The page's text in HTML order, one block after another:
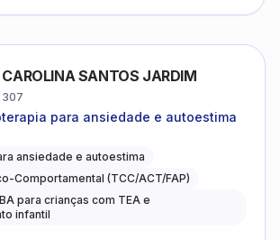
SANTOS JARDIM
para ansiedade e autoestima
ansiedade e autoestima
Comportamental (TCC/ACT/FAP)
para crianças com TEA e
infantil